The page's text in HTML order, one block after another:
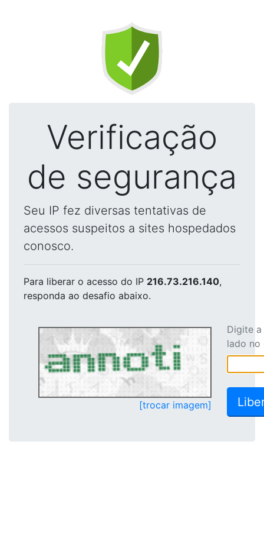
Verificação
de segurança
Seu IP fez diversas tentativas de
acessos suspeitos a sites hospedados
conosco.
Para liberar o acesso do IP 216.73.216.140,
responda ao desafio abaixo.
[trocar imagem]
Digite
lado no